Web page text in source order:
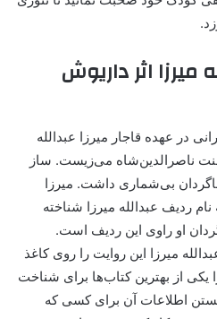
میرزا اثر داریوش
در عهده قاجار میرزا عبدالله
ناصرالدین‌شاه می‌زیست. ساز
بی‌شماری داشت. میرزا
ردیف عبدالله میرزا شناخته
او راوی این ردیف است.
میرزا این روایت را روی کاغذ
یکی از بهترین کتاب‌ها برای شناخت
اطلاعات آن برای کسی که